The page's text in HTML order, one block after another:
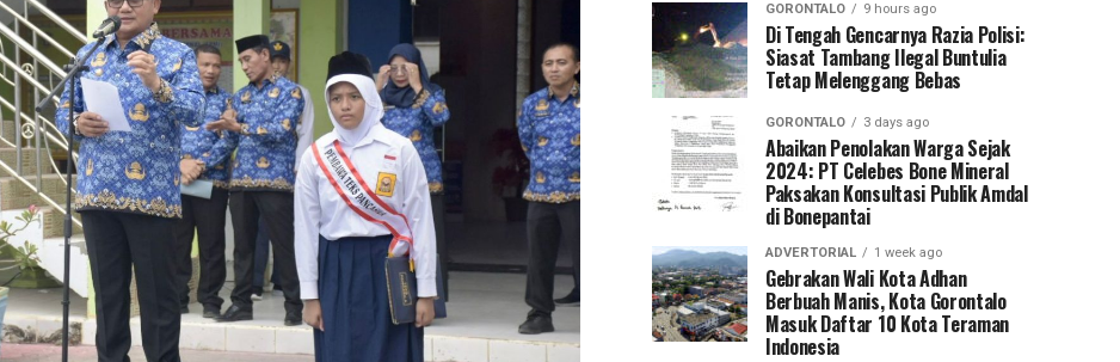
GORONTALO 9 hours ago
Di Tengah Gencarnya Razia Polisi:
Siasat Tambang Ilegal Buntulia
Tetap Melenggang Bebas
GORONTALO 3 days ago
Abaikan Penolakan Warga Sejak
2024: PT Celebes Bone Mineral
Paksakan Konsultasi Publik Amdal
di Bonepantai
ADVERTORIAL 1 week ago
Gebrakan Wali Kota Adhan
Berbuah Manis, Kota Gorontalo
Masuk Daftar 10 Kota Teraman
Indonesia